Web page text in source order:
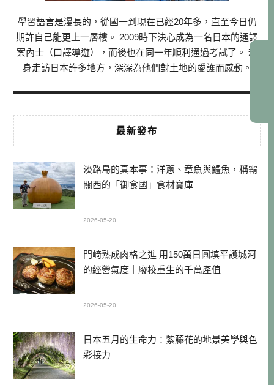
學習語言是漫長的，從國一到現在已經20年多，直至今日仍
期許自己能更上一層樓。 2009時下決心成為一名日本的通譯
案內士（口譯導遊），而後也在同一年順利通過考試了。 親
身走訪日本許多地方，深深為他們對土地的愛護而感動。
最新發布
淡路島的真本事：洋蔥、章魚與鱧魚，稱霸
關西的「御食國」食材寶庫
2026-05-20
門崎熟成肉格之進 用150萬日圓填平護城河
的經營氣度｜廢校重生的千萬產值
2026-05-20
日本五月的生命力：紫藤花的地景美學與色
彩接力